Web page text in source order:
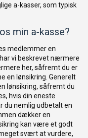
a-kasser, som typisk
min a-kasse?
medlemmer en
vi beskrevet nærmere
her, såfremt du er
en lønsikring. Generelt
lønsikring, såfremt du
hvis din eneste
du nemlig udbetalt en
dækker en
kan være et godt
svært at vurdere,